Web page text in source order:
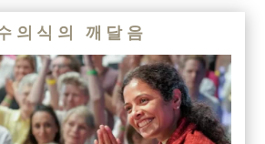
의식의 깨달음